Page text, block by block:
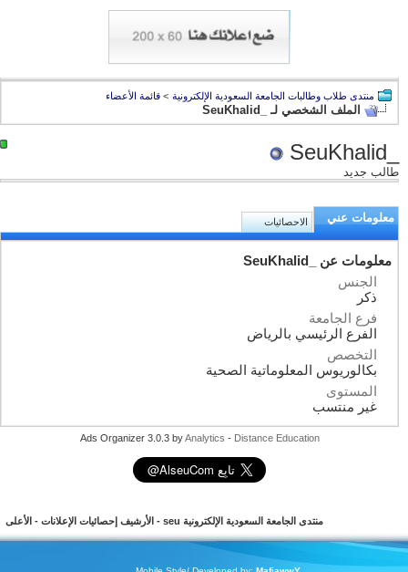
منتدى طلاب وطالبات الجامعة السعودية الإلكترونية > قائمة الأعضاء
الملف الشخصي لـ _SeuKhalid
طالب جديد
معلومات عني الاحصائيات
معلومات عن _SeuKhalid
الجنس
ذكر
فرع الجامعة
الفرع الرئيسي بالرياض
التخصص
بكالوريوس المعلوماتية الصحية
المستوى
غير منتسب
Ads Organizer 3.0.3 byAnalytics -Distance Education
منتدى الجامعة السعودية الإلكترونية seu - الأرشيف إحصائيات الإعلانات- الأعلى